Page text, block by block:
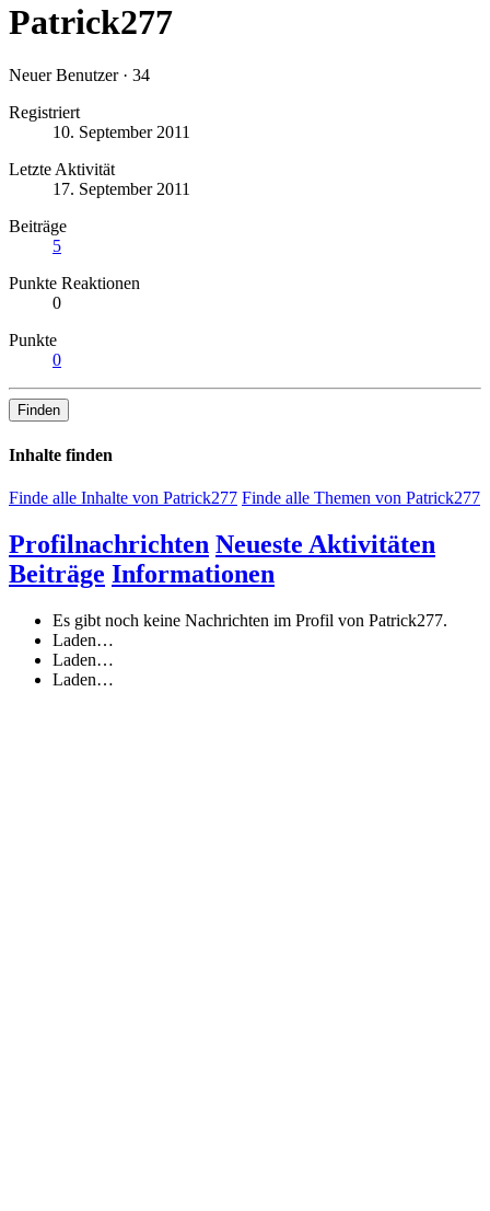
Patrick277
Neuer Benutzer · 34
Registriert
10. September 2011
Letzte Aktivität
17. September 2011
Beiträge
5
Punkte Reaktionen
0
Punkte
0
Finden
Inhalte finden
Finde alle Inhalte von Patrick277 Finde alle Themen von Patrick277
Profilnachrichten Neueste Aktivitäten
Beiträge Informationen
Es gibt noch keine Nachrichten im Profil von Patrick277.
Laden…
Laden…
Laden…